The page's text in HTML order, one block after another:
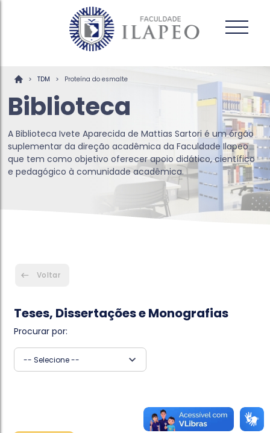
> TDM > Proteína do esmalte
Biblioteca
A Biblioteca Ivete Aparecida de Mattias Sartori é um órgão
suplementar da direção acadêmica da Faculdade Ilapeo
que tem como objetivo oferecer apoio didático, científico
e pedagógico à comunidade acadêmica.
Voltar
Teses, Dissertações e Monografias
Procurar por:
-- Selecione --